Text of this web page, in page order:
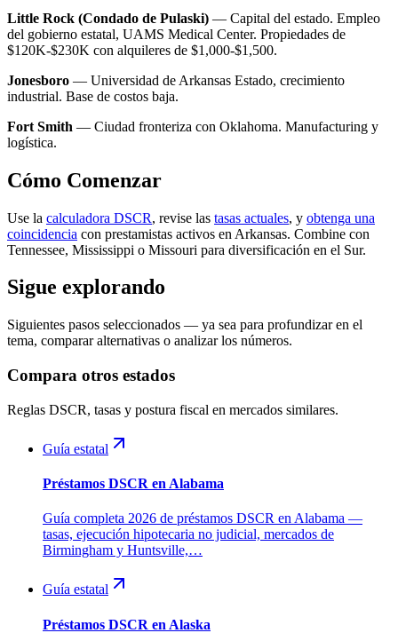
Little Rock (Condado de Pulaski) — Capital del estado. Empleo
del gobierno estatal, UAMS Medical Center. Propiedades de
$120K-$230K con alquileres de $1,000-$1,500.
Jonesboro — Universidad de Arkansas Estado, crecimiento
industrial. Base de costos baja.
Fort Smith — Ciudad fronteriza con Oklahoma. Manufacturing y
logística.
Cómo Comenzar
Use la calculadora DSCR, revise las tasas actuales, y obtenga una
coincidencia con prestamistas activos en Arkansas. Combine con
Tennessee, Mississippi o Missouri para diversificación en el Sur.
Sigue explorando
Siguientes pasos seleccionados — ya sea para profundizar en el
tema, comparar alternativas o analizar los números.
Compara otros estados
Reglas DSCR, tasas y postura fiscal en mercados similares.
Guía estatal
Préstamos DSCR en Alabama
Guía completa 2026 de préstamos DSCR en Alabama —
tasas, ejecución hipotecaria no judicial, mercados de
Birmingham y Huntsville,…
Guía estatal
Préstamos DSCR en Alaska